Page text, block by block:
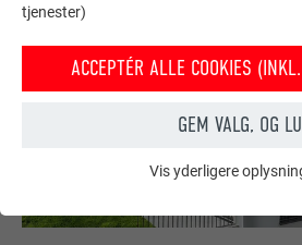
tjenester)
ACCEPTÉR ALLE COOKIES
GEM VALG, OG
ESSENTIELLE COOKIES
grundlæggende funktioner. Dette
Vis yderligere